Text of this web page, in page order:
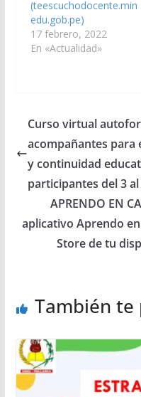
(teescuchodocente.min
edu.gob.pe)
17 febrero, 2022
En «Actualidad»
Curso virtual
acompañantes para
y continuidad
participantes del 3
APRENDO EN
aplicativo Aprendo
Store de tu
También te